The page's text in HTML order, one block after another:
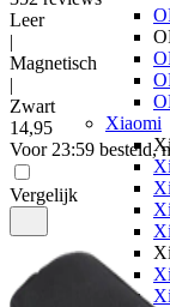
Xiaomi
Leer
|
Magnetisch
|
Zwart
14,95
Voor 23:59 besteld,
Vergelijk